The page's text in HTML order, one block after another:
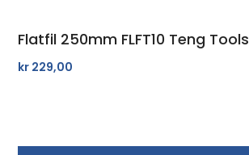
Flatfil 250mm FLFT10 Teng Tools
kr 229,00